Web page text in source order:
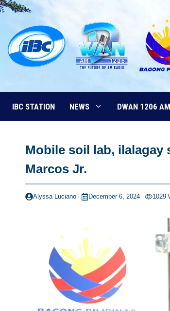
Skip
content
IBC STATION NEWS DWAN 1206 AM
Mobile soil lab, ilalagay
Marcos Jr.
Alyssa Luciano December 6, 2024 1029